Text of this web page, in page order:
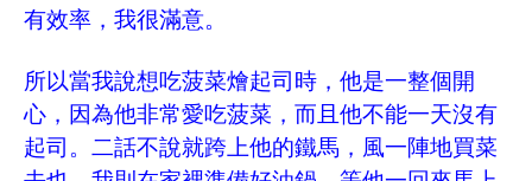
有效率，我很滿意。
所以當我說想吃菠菜燴起司時，他是一整個開
心，因為他非常愛吃菠菜，而且他不能一天沒有
起司。二話不說就跨上他的鐵馬，風一陣地買菜